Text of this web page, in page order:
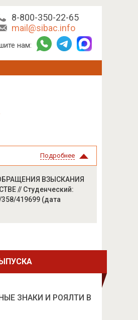
8-800-350-22-65
mail@sibac.info
нам:
Подробнее
ВЗЫСКАНИЯ
// Студенческий:
419699 (дата
ЗНАКИ И РОЯЛТИ В